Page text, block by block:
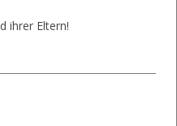
ihrer Eltern!